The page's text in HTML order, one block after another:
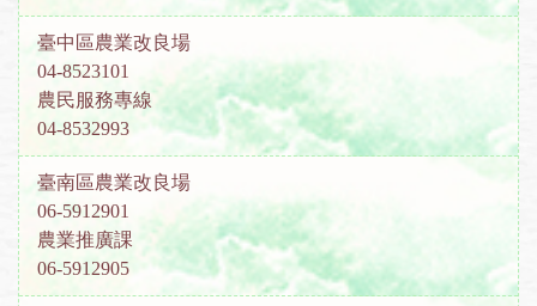
臺中區農業改良場
04-8523101
農民服務專線
04-8532993
臺南區農業改良場
06-5912901
農業推廣課
06-5912905